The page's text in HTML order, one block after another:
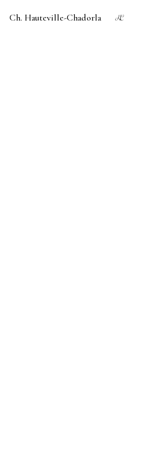
Ch. Hauteville-Chadorla